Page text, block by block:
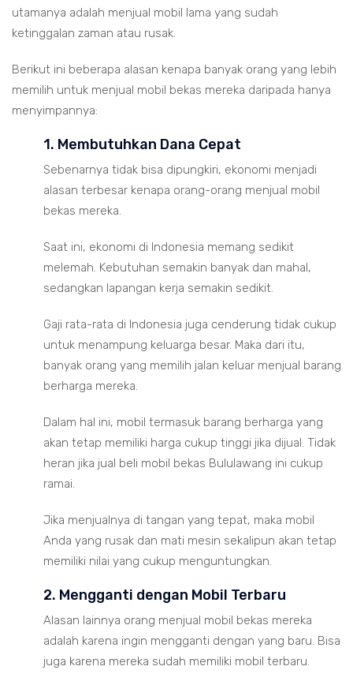
utamanya adalah menjual mobil lama yang sudah
ketinggalan zaman atau rusak.
Berikut ini beberapa alasan kenapa banyak orang yang lebih
memilih untuk menjual mobil bekas mereka daripada hanya
menyimpannya:
1. Membutuhkan Dana Cepat
Sebenarnya tidak bisa dipungkiri, ekonomi menjadi
alasan terbesar kenapa orang-orang menjual mobil
bekas mereka.
Saat ini, ekonomi di Indonesia memang sedikit
melemah. Kebutuhan semakin banyak dan mahal,
sedangkan lapangan kerja semakin sedikit.
Gaji rata-rata di Indonesia juga cenderung tidak cukup
untuk menampung keluarga besar. Maka dari itu,
banyak orang yang memilih jalan keluar menjual barang
berharga mereka.
Dalam hal ini, mobil termasuk barang berharga yang
akan tetap memiliki harga cukup tinggi jika dijual. Tidak
heran jika jual beli mobil bekas Bululawang ini cukup
ramai.
Jika menjualnya di tangan yang tepat, maka mobil
Anda yang rusak dan mati mesin sekalipun akan tetap
memiliki nilai yang cukup menguntungkan.
2. Mengganti dengan Mobil Terbaru
Alasan lainnya orang menjual mobil bekas mereka
adalah karena ingin mengganti dengan yang baru. Bisa
juga karena mereka sudah memiliki mobil terbaru.